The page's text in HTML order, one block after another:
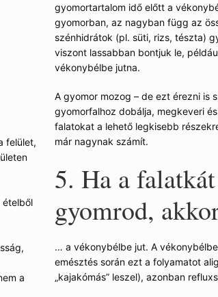
felület,
ételből
a
gyomortartalom idő előtt a
gyomorban, az nagyban függ az
szénhidrátok (pl. süti, rizs, tészta)
viszont lassabban bontjuk le,
vékonybélbe jutna.
A gyomor mozog – de ezt érezni is
gyomorfalhoz dobálja, megkeveri
falatokat a lehető legkisebb
már nagynak számít.
5. Ha a
gyomrod,
… a vékonybélbe jut. A
emésztés során ezt a folyamatot
„kajakómás” leszel), azonban